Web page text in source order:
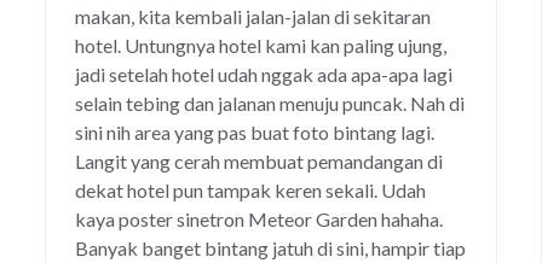
makan, kita kembali jalan-jalan di sekitaran
hotel. Untungnya hotel kami kan paling ujung,
jadi setelah hotel udah nggak ada apa-apa lagi
selain tebing dan jalanan menuju puncak. Nah di
sini nih area yang pas buat foto bintang lagi.
Langit yang cerah membuat pemandangan di
dekat hotel pun tampak keren sekali. Udah
kaya poster sinetron Meteor Garden hahaha.
Banyak banget bintang jatuh di sini, hampir tiap